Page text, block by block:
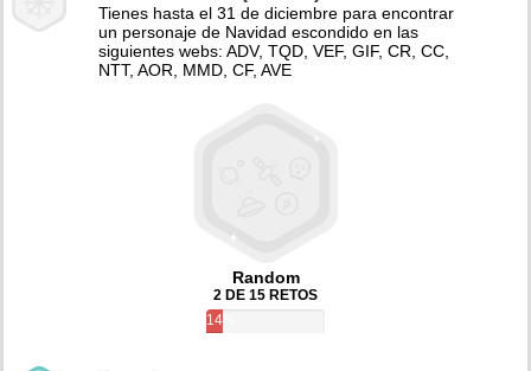
Tienes hasta el 31 de diciembre para encontrar
un personaje de Navidad escondido en las
siguientes webs: ADV, TQD, VEF, GIF, CR, CC,
NTT, AOR, MMD, CF, AVE
Random
2 DE 15 RETOS
14%